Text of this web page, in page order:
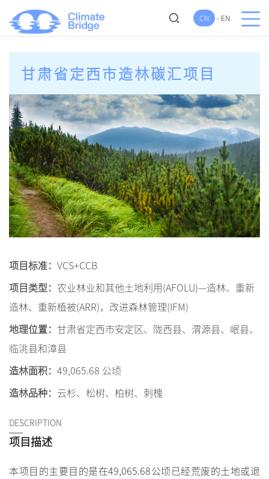
CN - EN
甘肃省定西市造林碳汇项目
项目标准： VCS+CCB
项目类型： 农业林业和其他土地利用(AFOLU)—造林、重新
造林、重新植被(ARR)，改进森林管理(IFM)
地理位置： 甘肃省定西市安定区、陇西县、渭源县、岷县、
临洮县和漳县
造林面积： 49,065.68 公顷
造林品种： 云杉、松树、柏树、刺槐
DESCRIPTION
项目描述
本项目的主要目的是在49,065.68公顷已经荒废的土地或退